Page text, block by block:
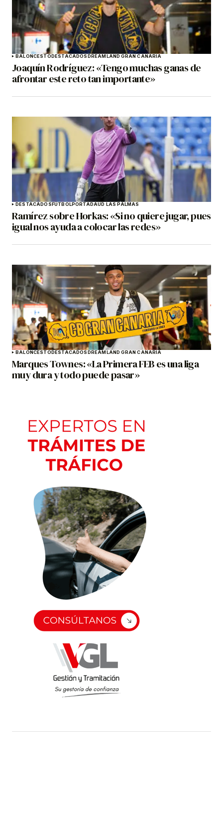
BALONCESTODESTACADOSDREAMLAND GRAN CANARIA
Joaquín Rodríguez: «Tengo muchas ganas de
afrontar este reto tan importante»
DESTACADOSFÚTBOLPORTADAUD LAS PALMAS
Ramírez sobre Horkas: «Si no quiere jugar, pues
igual nos ayuda a colocar las redes»
BALONCESTODESTACADOSDREAMLAND GRAN CANARIA
Marques Townes: «La Primera FEB es una liga
muy dura y todo puede pasar»